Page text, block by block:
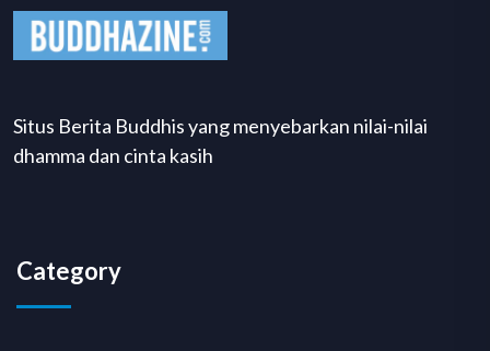
Situs Berita Buddhis yang menyebarkan nilai-nilai
dhamma dan cinta kasih
Category